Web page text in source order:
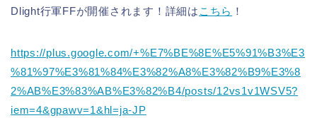
Dlight行軍FFが開催されます！詳細は こちら ！
https://plus.google.com/+%E7%BE%8E%E5%91%B3%E3
%81%97%E3%81%84%E3%82%A8%E3%82%B9%E3%8
2%AB%E3%83%AB%E3%82%B4/posts/12vs1v1WSV5?
iem=4&gpawv=1&hl=ja-JP